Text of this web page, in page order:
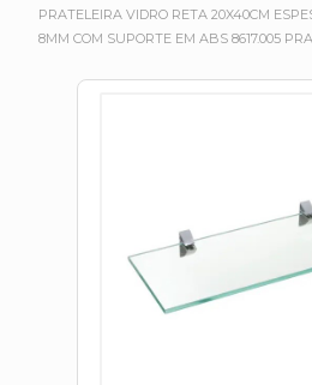
PRATELEIRA VIDRO RETA 20X40CM
8MM COM SUPORTE EM ABS 8617.005